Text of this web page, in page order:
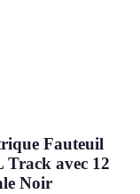
Fauteuil
Track avec 12
Noir